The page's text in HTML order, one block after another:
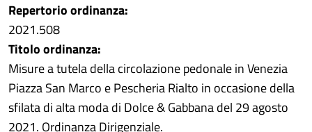
Twitter
Condividi
Whatsapp
Repertorio ordinanza:
2021.508
Titolo ordinanza:
Misure a tutela della circolazione pedonale in Venezia
Piazza San Marco e Pescheria Rialto in occasione della
sfilata di alta moda di Dolce & Gabbana del 29 agosto
2021. Ordinanza Dirigenziale.